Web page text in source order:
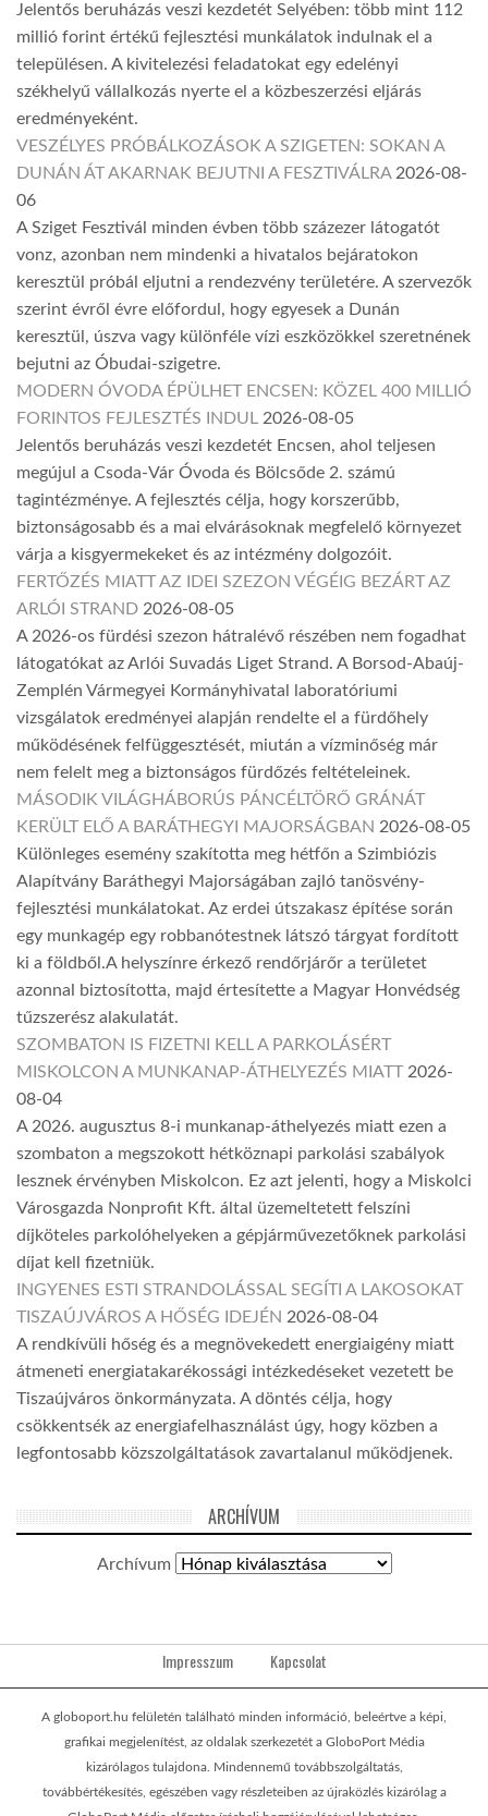
Jelentős beruházás veszi kezdetét Selyében: több mint 112
millió forint értékű fejlesztési munkálatok indulnak el a
településen. A kivitelezési feladatokat egy edelényi
székhelyű vállalkozás nyerte el a közbeszerzési eljárás
eredményeként.
VESZÉLYES PRÓBÁLKOZÁSOK A SZIGETEN: SOKAN A
DUNÁN ÁT AKARNAK BEJUTNI A FESZTIVÁLRA 2026-08-
06
A Sziget Fesztivál minden évben több százezer látogatót
vonz, azonban nem mindenki a hivatalos bejáratokon
keresztül próbál eljutni a rendezvény területére. A szervezők
szerint évről évre előfordul, hogy egyesek a Dunán
keresztül, úszva vagy különféle vízi eszközökkel szeretnének
bejutni az Óbudai-szigetre.
MODERN ÓVODA ÉPÜLHET ENCSEN: KÖZEL 400 MILLIÓ
FORINTOS FEJLESZTÉS INDUL 2026-08-05
Jelentős beruházás veszi kezdetét Encsen, ahol teljesen
megújul a Csoda-Vár Óvoda és Bölcsőde 2. számú
tagintézménye. A fejlesztés célja, hogy korszerűbb,
biztonságosabb és a mai elvárásoknak megfelelő környezet
várja a kisgyermekeket és az intézmény dolgozóit.
FERTŐZÉS MIATT AZ IDEI SZEZON VÉGÉIG BEZÁRT AZ
ARLÓI STRAND 2026-08-05
A 2026-os fürdési szezon hátralévő részében nem fogadhat
látogatókat az Arlói Suvadás Liget Strand. A Borsod-Abaúj-
Zemplén Vármegyei Kormányhivatal laboratóriumi
vizsgálatok eredményei alapján rendelte el a fürdőhely
működésének felfüggesztését, miután a vízminőség már
nem felelt meg a biztonságos fürdőzés feltételeinek.
MÁSODIK VILÁGHÁBORÚS PÁNCÉLTÖRŐ GRÁNÁT
KERÜLT ELŐ A BARÁTHEGYI MAJORSÁGBAN 2026-08-05
Különleges esemény szakította meg hétfőn a Szimbiózis
Alapítvány Baráthegyi Majorságában zajló tanösvény-
fejlesztési munkálatokat. Az erdei útszakasz építése során
egy munkagép egy robbanótestnek látszó tárgyat fordított
ki a földből.A helyszínre érkező rendőrjárőr a területet
azonnal biztosította, majd értesítette a Magyar Honvédség
tűzszerész alakulatát.
SZOMBATON IS FIZETNI KELL A PARKOLÁSÉRT
MISKOLCON A MUNKANAP-ÁTHELYEZÉS MIATT 2026-
08-04
A 2026. augusztus 8-i munkanap-áthelyezés miatt ezen a
szombaton a megszokott hétköznapi parkolási szabályok
lesznek érvényben Miskolcon. Ez azt jelenti, hogy a Miskolci
Városgazda Nonprofit Kft. által üzemeltetett felszíni
díjköteles parkolóhelyeken a gépjárművezetőknek parkolási
díjat kell fizetniük.
INGYENES ESTI STRANDOLÁSSAL SEGÍTI A LAKOSOKAT
TISZAÚJVÁROS A HŐSÉG IDEJÉN 2026-08-04
A rendkívüli hőség és a megnövekedett energiaigény miatt
átmeneti energiatakarékossági intézkedéseket vezetett be
Tiszaújváros önkormányzata. A döntés célja, hogy
csökkentsék az energiafelhasználást úgy, hogy közben a
legfontosabb közszolgáltatások zavartalanul működjenek.
ARCHÍVUM
Archívum
Impresszum Kapcsolat
A globoport.hu felületén található minden információ, beleértve a képi,
grafikai megjelenítést, az oldalak szerkezetét a GloboPort Média
kizárólagos tulajdona. Mindennemű továbbszolgáltatás,
továbbértékesítés, egészében vagy részleteiben az újraközlés kizárólag a